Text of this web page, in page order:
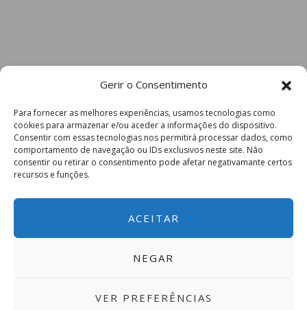
Gerir o Consentimento
Para fornecer as melhores experiências, usamos tecnologias como
cookies para armazenar e/ou aceder a informações do dispositivo.
Consentir com essas tecnologias nos permitirá processar dados, como
comportamento de navegação ou IDs exclusivos neste site. Não
consentir ou retirar o consentimento pode afetar negativamante certos
recursos e funções.
ACEITAR
NEGAR
VER PREFERÊNCIAS